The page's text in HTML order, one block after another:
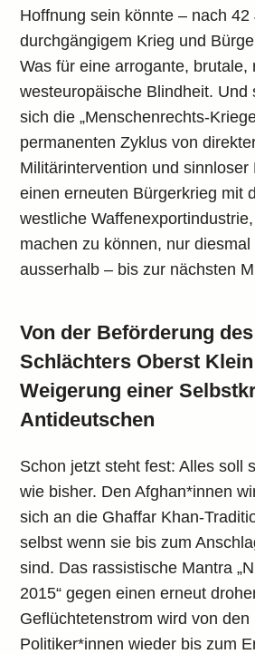
Hoffnung sein könnte – nach 42
durchgängigem Krieg und
Was für eine arrogante, brutale,
westeuropäische Blindheit. Und
sich die „Menschenrechts-
permanenten Zyklus von
Militärintervention und sinnloser
einen erneuten Bürgerkrieg mit
westliche
machen zu können, nur diesmal
ausserhalb – bis zur nächsten
Von der Beförderung des
Schlächters Oberst
Weigerung einer
Antideutschen
Schon jetzt steht fest: Alles soll
wie bisher. Den Afghan*innen
sich an die Ghaffar Khan-
selbst wenn sie bis zum
sind. Das rassistische Mantra
2015“ gegen einen erneut
Geflüchtetenstrom wird von den
Politiker*innen wieder bis zum